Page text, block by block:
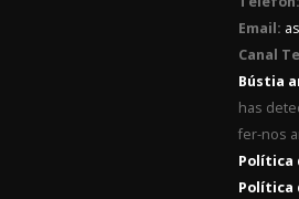
Email:
Canal
Bústia
has
fer-nos
Política
Política